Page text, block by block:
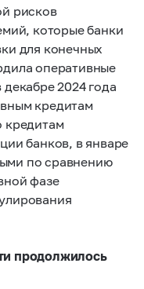
рисков
которые банки
для конечных
оперативные
2024 года
кредитам
кредитам
банков, в январе
по сравнению
фазе
продолжилось